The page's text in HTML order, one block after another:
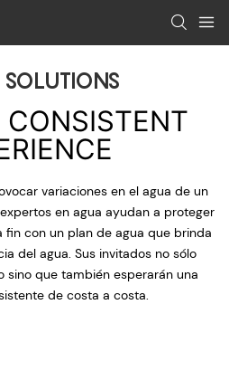
CONSISTENT
variaciones en el agua de un
expertos en agua ayudan a proteger
con un plan de agua que brinda
del agua. Sus invitados no sólo
sino que también esperarán una
de costa a costa.